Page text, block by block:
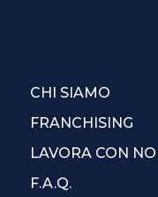
CHI SIAMO
FRANCHISING
LAVORA CON
F.A.Q.